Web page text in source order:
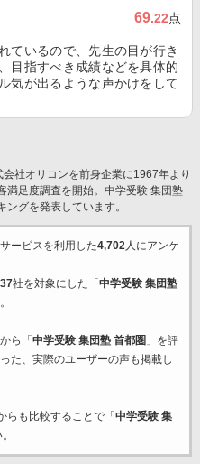
69.22点
ているので、先生の目が行き
目指すべき成績などを具体的
気が出るような声かけをして
社オリコンを前身企業に1967年より
満足度調査を開始。中学受験 集団塾
グを発表しています。
ービスを利用した4,702人にアンケ
37社を対象にした「 中学受験 集団塾
ら「 中学受験 集団塾 首都圏 」を評
た、実際のユーザーの声も掲載し
らも比較することで「 中学受験 集